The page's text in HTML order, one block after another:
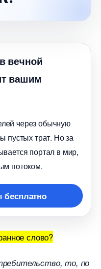
вечной
вашим
через обычную
пустых трат. Но за
портал в мир,
потоком.
бесплатно
слово?
то, по